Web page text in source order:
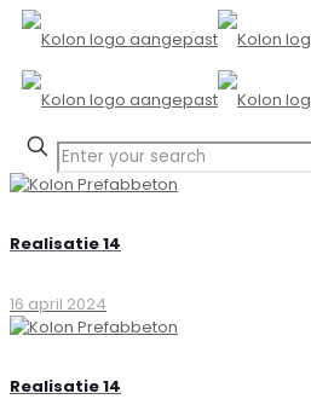
Realisatie 14
16 april 2024
Realisatie 14